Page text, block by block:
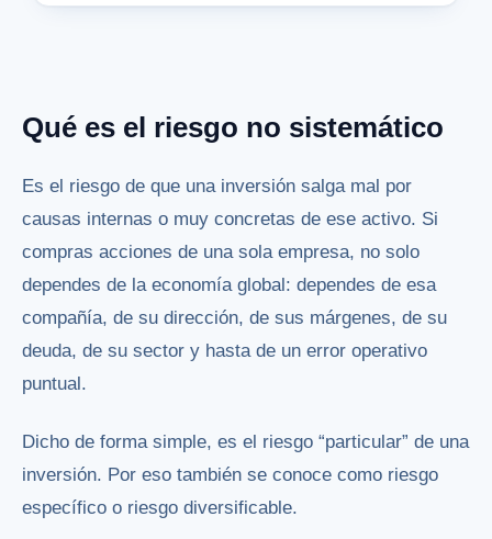
Qué es el riesgo no sistemático
Es el riesgo de que una inversión salga mal por
causas internas o muy concretas de ese activo. Si
compras acciones de una sola empresa, no solo
dependes de la economía global: dependes de esa
compañía, de su dirección, de sus márgenes, de su
deuda, de su sector y hasta de un error operativo
puntual.
Dicho de forma simple, es el riesgo “particular” de una
inversión. Por eso también se conoce como riesgo
específico o riesgo diversificable.